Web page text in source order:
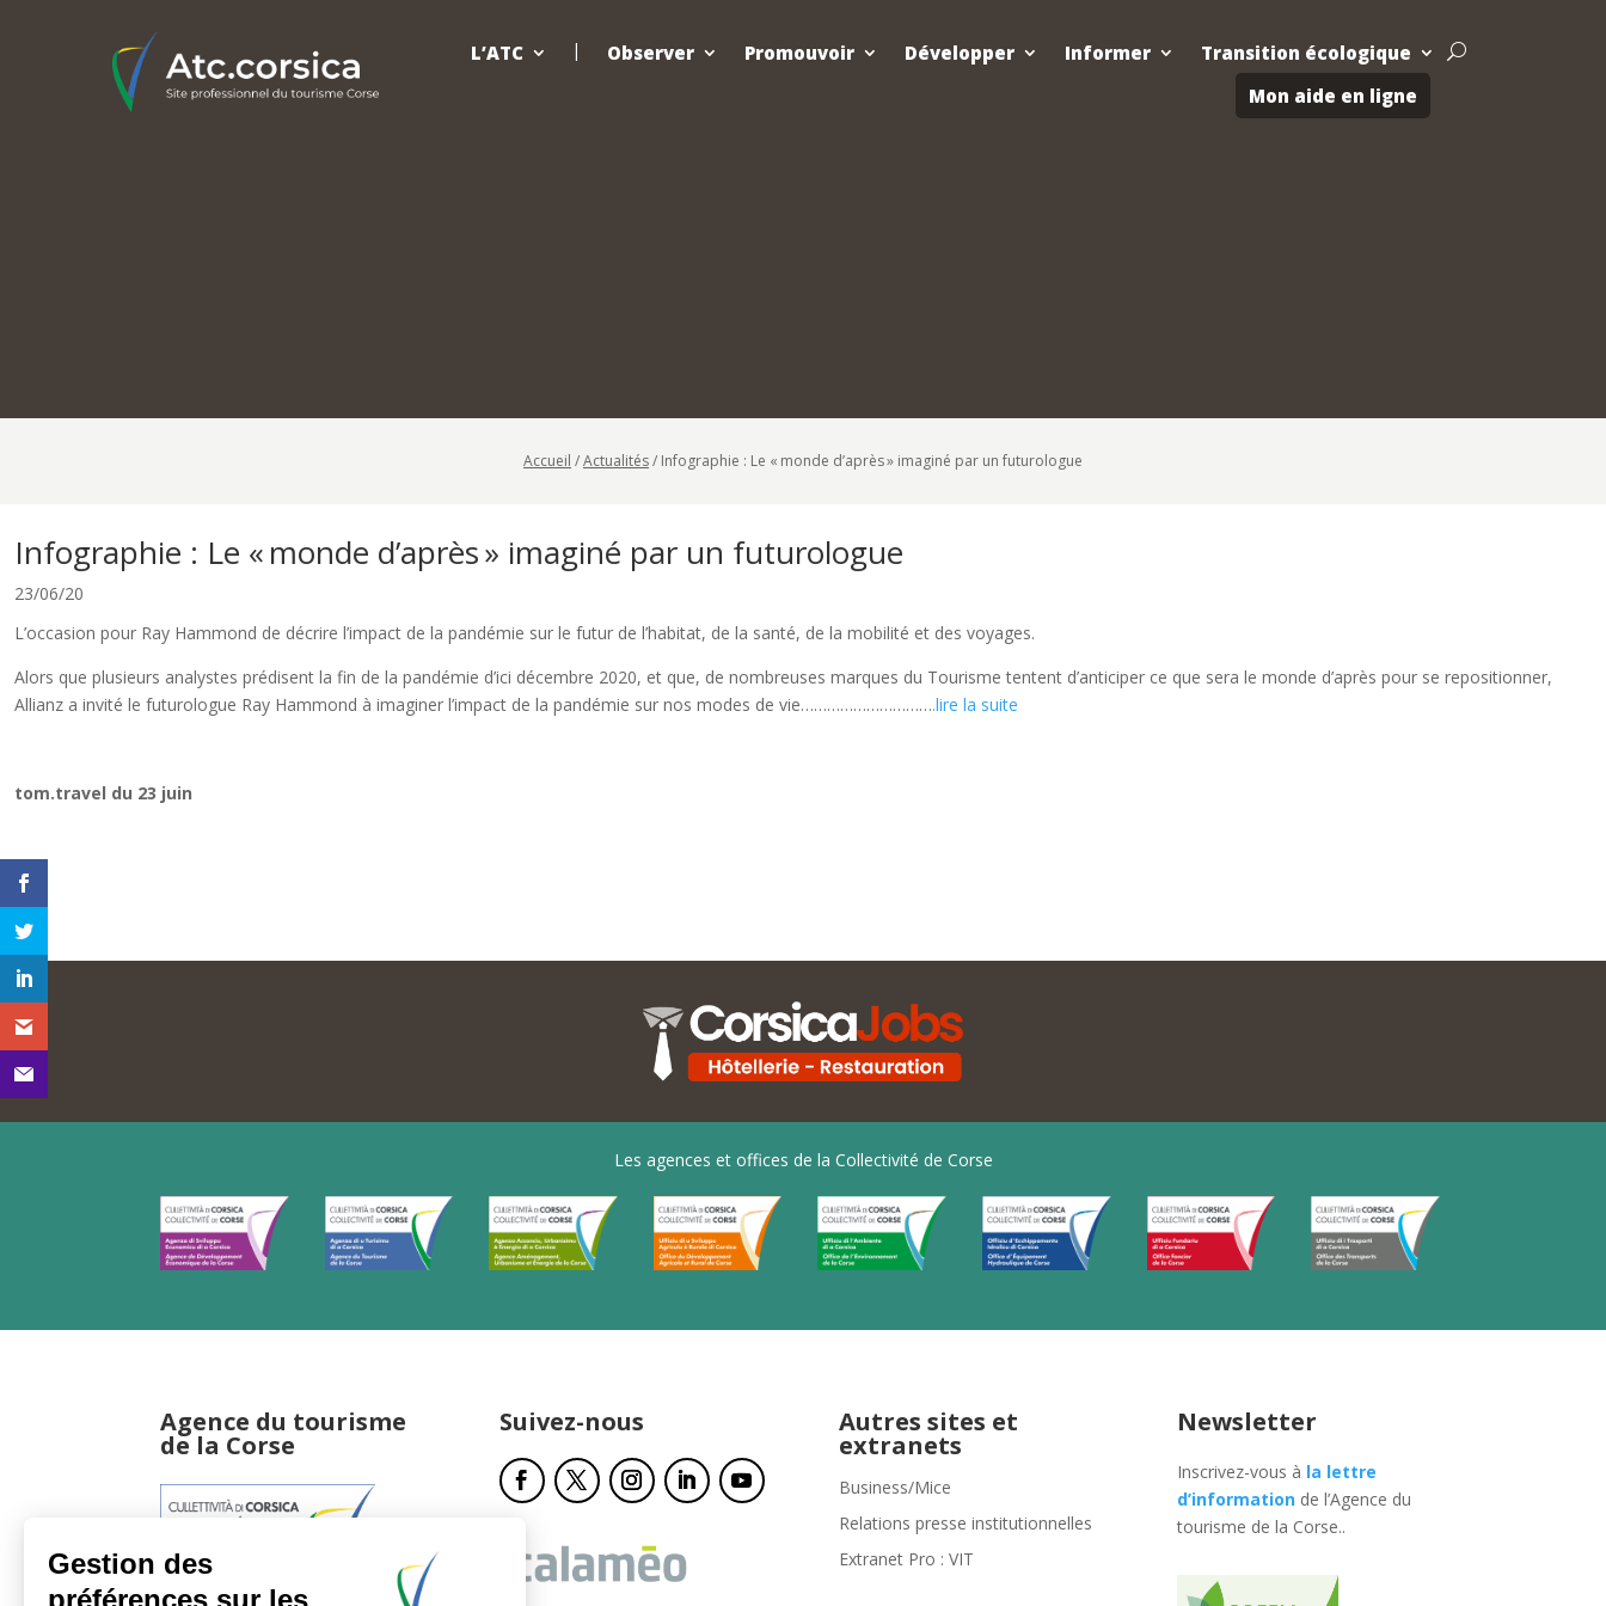
L’ATC Observer Promouvoir Développer Informer
Transition écologique
Mon aide en ligne
U
Accueil /Actualités/ Infographie : Le « monde d’après » imaginé par un futurologue
Infographie : Le « monde d’après » imaginé par un futurologue
23/06/20
L’occasion pour Ray Hammond de décrire l’impact de la pandémie sur le futur de l’habitat, de la santé, de la mobilité et des voyages.
Alors que plusieurs analystes prédisent la fin de la pandémie d’ici décembre 2020, et que, de nombreuses marques du Tourisme tentent d’anticiper ce que sera le monde d’après pour se repositionner,
Allianz a invité le futurologue Ray Hammond à imaginer l’impact de la pandémie sur nos modes de vie………………………….lire la suite
tom.travel du 23 juin
Les agences et offices de la Collectivité de Corse
Agence du tourisme
de la Corse
Suivez-nous Autres sites et
extranets
Business/Mice
Relations presse institutionnelles
Extranet Pro : VIT
Newsletter
Inscrivez-vous à la lettre
d’information de l’Agence du
tourisme de la Corse..